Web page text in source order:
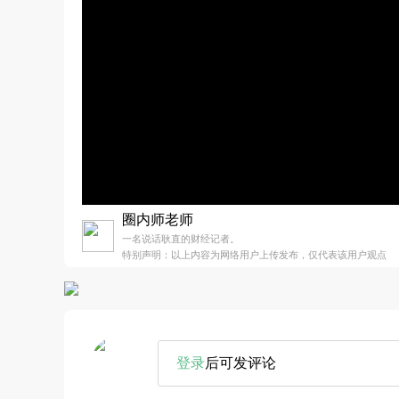
圈内师老师
一名说话耿直的财经记者。
特别声明：以上内容为网络用户上传发布，仅代表该用户观点
登录后可发评论